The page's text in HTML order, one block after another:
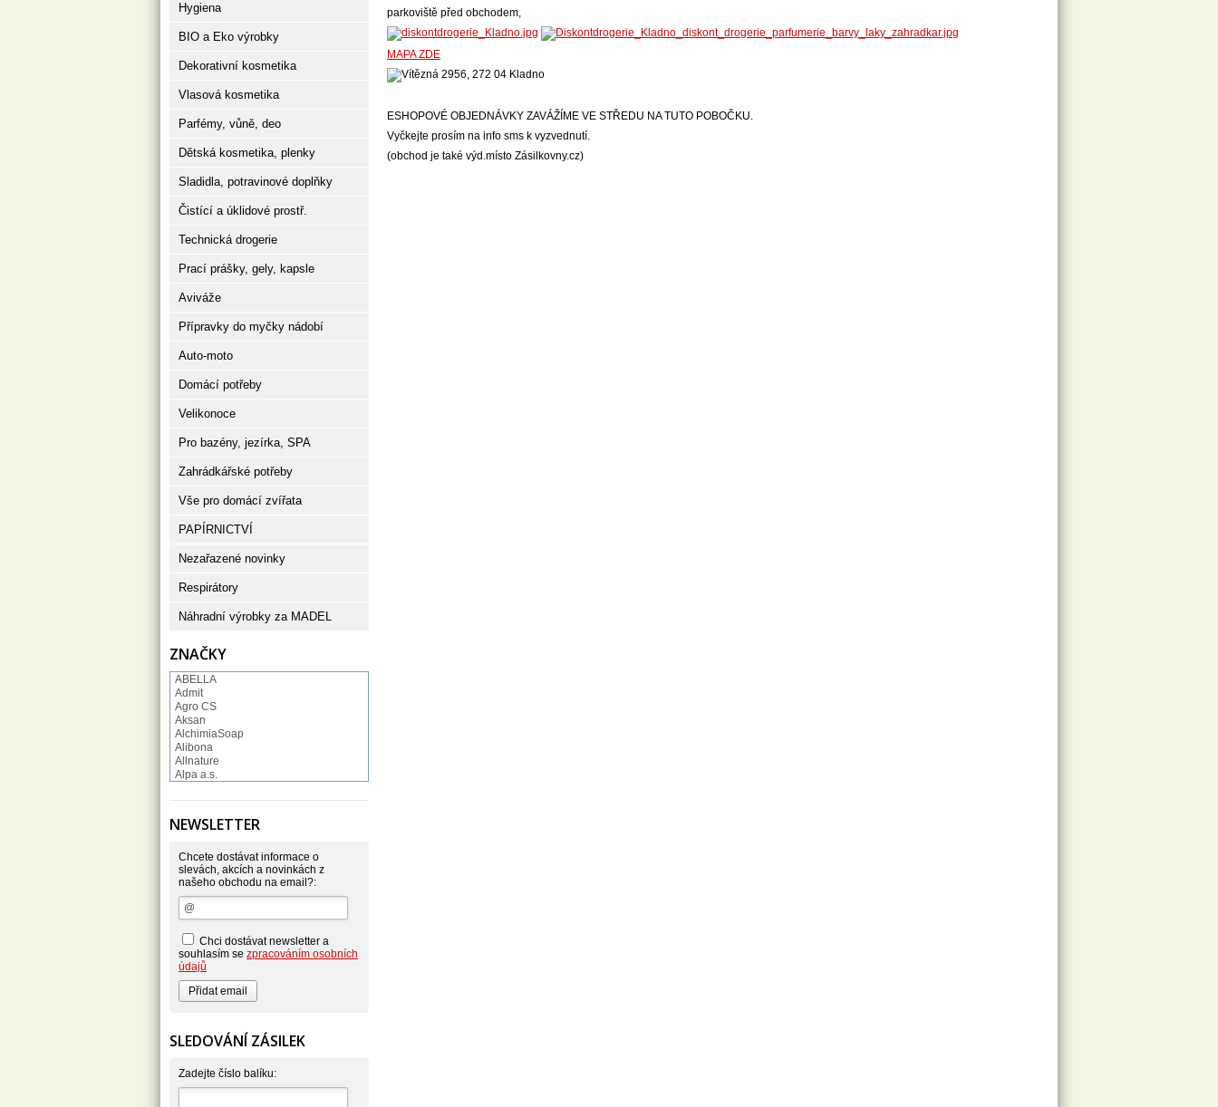
parkoviště před obchodem,
MAPA ZDE
ESHOPOVÉ OBJEDNÁVKY ZAVÁŽÍME VE STŘEDU NA TUTO POBOČKU.
Vyčkejte prosím na info sms k vyzvednutí.
(obchod je také výd.místo Zásilkovny.cz)
Hygiena
BIO a Eko výrobky
Dekorativní kosmetika
Vlasová kosmetika
Parfémy, vůně, deo
Dětská kosmetika, plenky
Sladidla, potravinové doplňky
Čistící a úklidové prostř.
Technická drogerie
Prací prášky, gely, kapsle
Aviváže
Přípravky do myčky nádobí
Auto-moto
Domácí potřeby
Velikonoce
Pro bazény, jezírka, SPA
Zahrádkářské potřeby
Vše pro domácí zvířata
PAPÍRNICTVÍ
Nezařazené novinky
Respirátory
Náhradní výrobky za MADEL
ZNAČKY
ABELLA
Admit
Agro CS
Aksan
AlchimiaSoap
Alibona
Allnature
Alpa a.s.
Alufix
Astonish
Atlantic
AutoMax Group
Axcentive
BaL
Bateria
Beauty Lille
Beiersdorf - Nivea
Bella
Benkor
BERGEN S. R. L.
Bettina Barty
Bio-repel
Bioclean
Biolit
BIOM s.r.o.
NEWSLETTER
Chcete dostávat informace o
slevách, akcích a novinkách z
našeho obchodu na email?:
Chci dostávat newsletter a
souhlasím se zpracováním osobních
údajů
SLEDOVÁNÍ ZÁSILEK
Zadejte číslo balíku: